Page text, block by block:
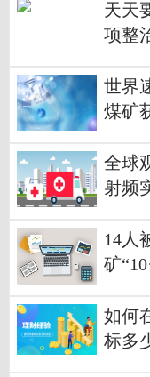
天天
项整
世界
煤矿
全球
射频
14人
矿
如何
标多